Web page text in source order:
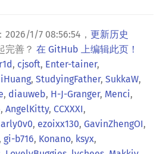
二次剩余
阶 & 原根
离散对数
高次剩余 & 单位根
数论分块
2026/1/7 08:56:54 ， 更新历史
完善？ 在 GitHub 上编辑此页！
, cjsoft, Enter-tainer,
, StudyingFather, SukkaW,
, diauweb, H-J-Granger, Menci,
, AngelKitty, CCXXXI,
, ezoixx130, GavinZhengOI,
, gi-b716, Konano, ksyx,